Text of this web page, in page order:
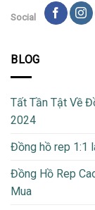
Social
BLOG
Tất Tần Tật Về
2024
Đồng hồ rep 1:1
Đồng Hồ Rep
Mua